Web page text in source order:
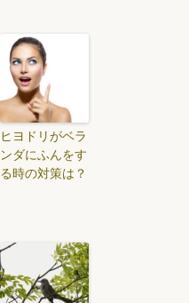
ヒヨドリがベラ
ンダにふんをす
る時の対策は？